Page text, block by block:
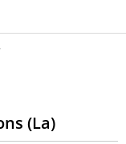
(La)